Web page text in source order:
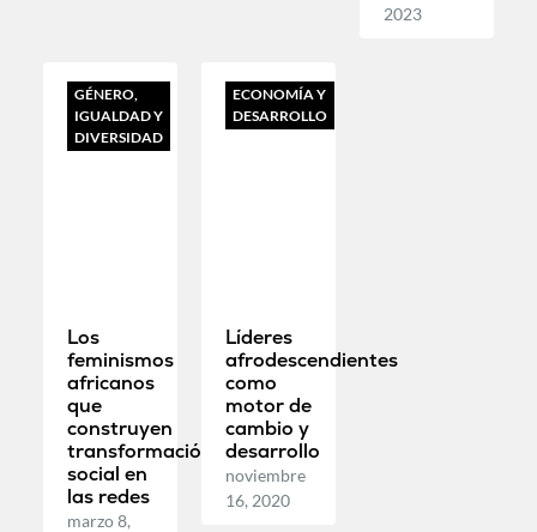
2023
GÉNERO,
IGUALDAD Y
DIVERSIDAD
Los
feminismos
africanos
que
construyen
transformación
social en
las redes
marzo 8,
ECONOMÍA Y
DESARROLLO
Líderes
afrodescendientes
como
motor de
cambio y
desarrollo
noviembre
16, 2020